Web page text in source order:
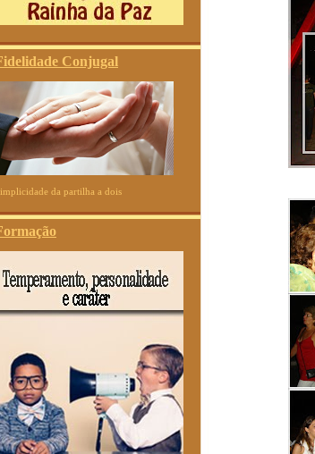
Conjugal
da partilha a dois